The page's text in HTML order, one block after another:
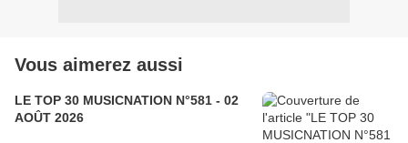
Vous aimerez aussi
LE TOP 30 MUSICNATION N°581 - 02
AOÛT 2026